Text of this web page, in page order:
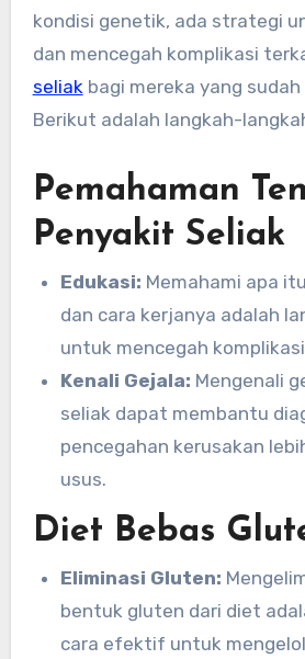
kondisi genetik, ada strategi
dan mencegah komplikasi
seliak bagi mereka yang
Berikut adalah langkah-
Pemahaman
Penyakit Seliak
Edukasi: Memahami apa
dan cara kerjanya adalah
untuk mencegah
Kenali Gejala: Mengenali
seliak dapat membantu
pencegahan kerusakan
usus.
Diet Bebas
Eliminasi Gluten:
bentuk gluten dari diet
cara efektif untuk